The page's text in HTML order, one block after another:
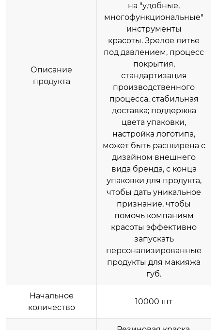
Описание
продукта
на "удобные,
многофункциональные"
инструменты
красоты. Зрелое литье
под давлением, процесс
покрытия,
стандартизация
производственного
процесса, стабильная
доставка; поддержка
цвета упаковки,
настройка логотипа,
может быть расширена с
дизайном внешнего
вида бренда, с конца
упаковки для продукта,
чтобы дать уникальное
признание, чтобы
помочь компаниям
красоты эффективно
запускать
персонализированные
продукты для макияжа
губ.
Начальное
количество
10000 шт